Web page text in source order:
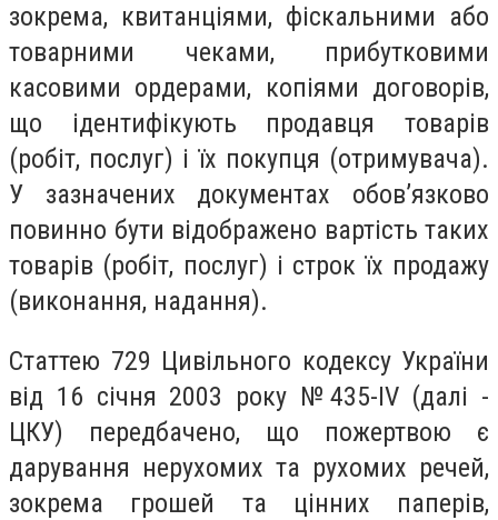
зокрема, квитанціями, фіскальними або
товарними чеками, прибутковими
касовими ордерами, копіями договорів,
що ідентифікують продавця товарів
(робіт, послуг) і їх покупця (отримувача).
У зазначених документах обов’язково
повинно бути відображено вартість таких
товарів (робіт, послуг) і строк їх продажу
(виконання, надання).
Статтею 729 Цивільного кодексу України
від 16 січня 2003 року №435-IV (далі -
ЦКУ) передбачено, що пожертвою є
дарування нерухомих та рухомих речей,
зокрема грошей та цінних паперів,